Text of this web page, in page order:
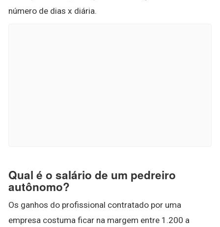
número de dias x diária.
Qual é o salário de um pedreiro
autônomo?
Os ganhos do profissional contratado por uma
empresa costuma ficar na margem entre 1.200 a